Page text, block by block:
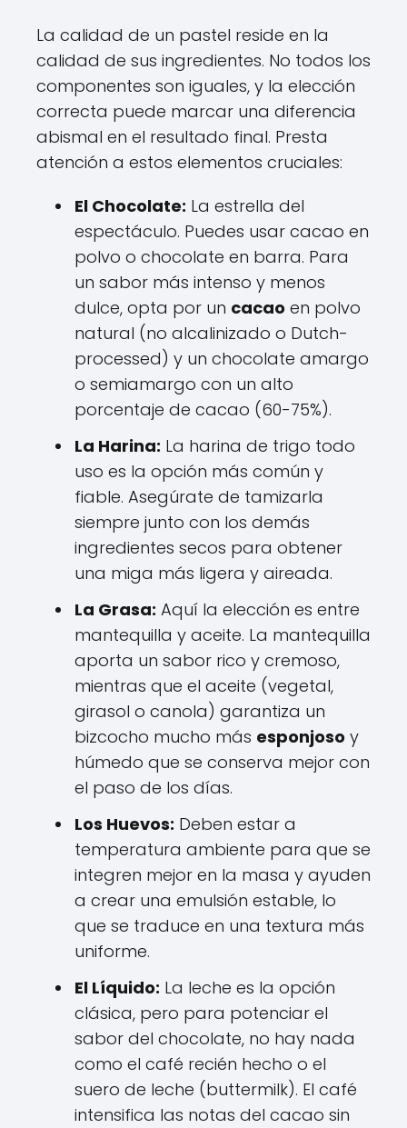
La calidad de un pastel reside en la
calidad de sus ingredientes. No todos los
componentes son iguales, y la elección
correcta puede marcar una diferencia
abismal en el resultado final. Presta
atención a estos elementos cruciales:
El Chocolate: La estrella del
espectáculo. Puedes usar cacao en
polvo o chocolate en barra. Para
un sabor más intenso y menos
dulce, opta por un cacao en polvo
natural (no alcalinizado o Dutch-
processed) y un chocolate amargo
o semiamargo con un alto
porcentaje de cacao (60-75%).
La Harina: La harina de trigo todo
uso es la opción más común y
fiable. Asegúrate de tamizarla
siempre junto con los demás
ingredientes secos para obtener
una miga más ligera y aireada.
La Grasa: Aquí la elección es entre
mantequilla y aceite. La mantequilla
aporta un sabor rico y cremoso,
mientras que el aceite (vegetal,
girasol o canola) garantiza un
bizcocho mucho más esponjoso y
húmedo que se conserva mejor con
el paso de los días.
Los Huevos: Deben estar a
temperatura ambiente para que se
integren mejor en la masa y ayuden
a crear una emulsión estable, lo
que se traduce en una textura más
uniforme.
El Líquido: La leche es la opción
clásica, pero para potenciar el
sabor del chocolate, no hay nada
como el café recién hecho o el
suero de leche (buttermilk). El café
intensifica las notas del cacao sin